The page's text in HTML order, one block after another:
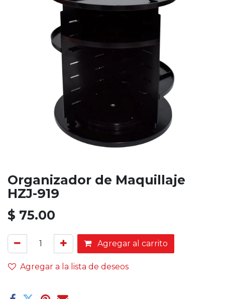
Organizador de Maquillaje
HZJ-919
$ 75.00
Agregar al carrito
Agregar a la lista de deseos